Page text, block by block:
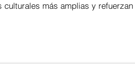
más amplias y